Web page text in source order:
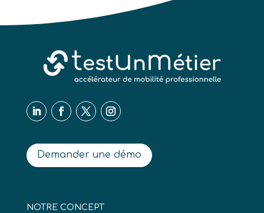
Demander une démo
NOTRE CONCEPT